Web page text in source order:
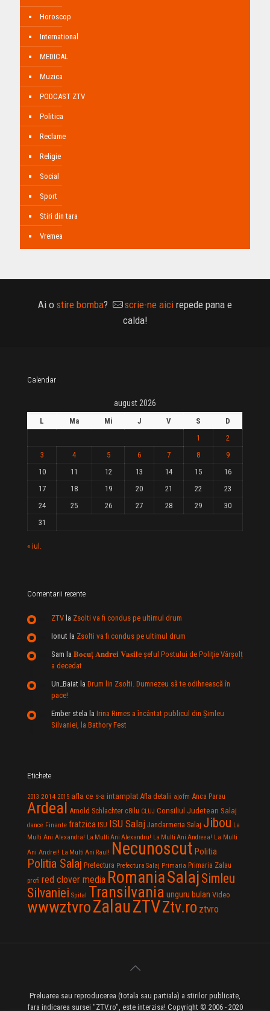
Horoscop
International
MEDICAL
Muzica
PODCAST ZTV
Politica
Reclame
Religie
Social
Sport
Stiri din tara
Vremea
Ai o stire bomba? scrie-ne aici repede pana e
calda!
Calendar
august 2026
L Ma Mi J V S
D
1
2
3
4 5 6 7 8
9
10
11 12 13 14 15
16
17
18 19 20 21 22
23
24
25 26 27 28 29
30
31
« iul.
Comentarii recente
ZTV la Zsolti va fi condus pe ultimul drum
Ionut la Zsolti va fi condus pe ultimul drum
Sam la 𝐁𝐨𝐜𝐮ț 𝐀𝐧𝐝𝐫𝐞𝐢 𝐕𝐚𝐬𝐢𝐥e şeful Postului de Poliție Vârșolț
a decedat
Un_Baiat la Drum lin Zsolti. Dumnezeu sã te odihneascã în
pace!
Ember stela la Irina Rimes a încântat publicul din Şimleu
Silvaniei, la Bathory Fest
Etichete
2013 2014 2015 afla ce s-a intamplat Afla detalii ajofm Anca Parau
Ardeal Arnold Schlachter c8ilu CLUJ Consiliul Judetean Salaj
dance Finante fratzica ISU ISU Salaj Jandarmeria Salaj Jibou La
Multi Ani Alexandra! La Multi Ani Alexandru! La Multi Ani Andreea! La Multi
Ani Andrei! La Multi Ani Raul! Necunoscut Politia
Politia Salaj Prefectura Prefectura Salaj Primaria Primaria Zalau
profi red clover media RomaniaSalaj Simleu
Silvaniei Spital Transilvania unguru bulan Video
wwwztvroZalauZTVZtv.ro ztvro
Preluarea sau reproducerea (totala sau partiala) a stirilor publicate,
fara indicarea sursei "ZTV.ro", este interzisa! Copyright © 2006 - 2020